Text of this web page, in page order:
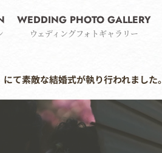
WEDDING PHOTO GALLERY
ウェディングフォトギャラリー
て素敵な結婚式が執り行われました。